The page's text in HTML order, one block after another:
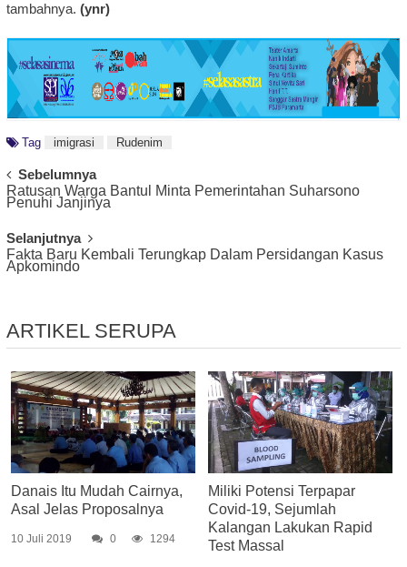
tambahnya. (ynr)
Tag imigrasi Rudenim
Post
Navigation
Sebelumnya
Ratusan Warga Bantul Minta Pemerintahan Suharsono
Penuhi Janjinya
Selanjutnya
Fakta Baru Kembali Terungkap Dalam Persidangan Kasus
Apkomindo
ARTIKEL SERUPA
Danais Itu Mudah Cairnya,
Asal Jelas Proposalnya
10 Juli 2019 0 1294
Miliki Potensi Terpapar
Covid-19, Sejumlah
Kalangan Lakukan Rapid
Test Massal